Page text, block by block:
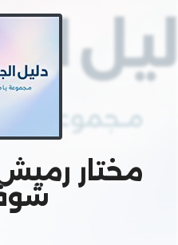
مختار